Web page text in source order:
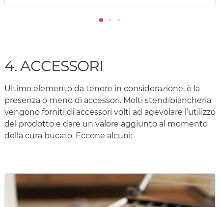
4. ACCESSORI
Ultimo elemento da tenere in considerazione, è la
presenza o meno di accessori. Molti stendibiancheria
vengono forniti di accessori volti ad agevolare l’utilizzo
del prodotto e dare un valore aggiunto al momento
della cura bucato. Eccone alcuni: